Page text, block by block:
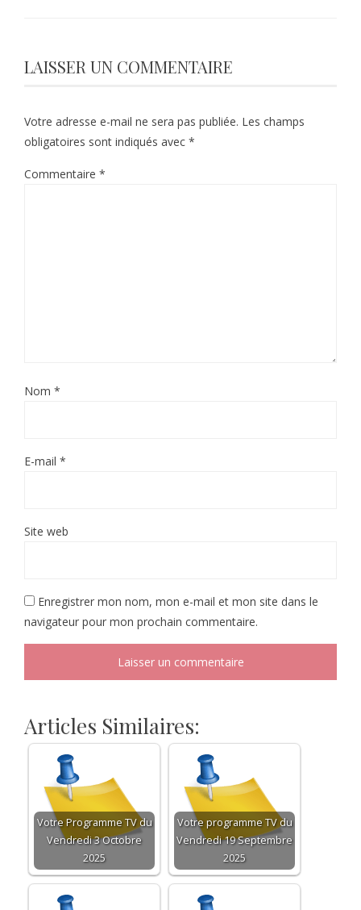
LAISSER UN COMMENTAIRE
Votre adresse e-mail ne sera pas publiée. Les champs
obligatoires sont indiqués avec *
Commentaire *
Nom *
E-mail *
Site web
Enregistrer mon nom, mon e-mail et mon site dans le
navigateur pour mon prochain commentaire.
Articles Similaires:
Votre Programme TV du
Vendredi 3 Octobre
2025
Votre programme TV du
Vendredi 19 Septembre
2025